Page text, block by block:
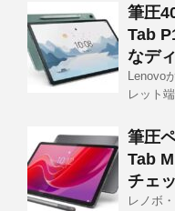
筆圧
Tab
なデ
Lenovo
レット端
筆圧
Tab
チェ
レノボ